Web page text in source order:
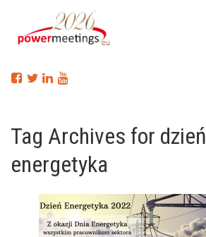
Tag Archives for dzień
energetyka